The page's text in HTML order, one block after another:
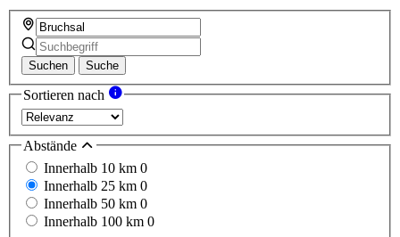
Suchen Suche
Sortieren nach
Abstände
Innerhalb 10 km 0
Innerhalb 25 km 0
Innerhalb 50 km 0
Innerhalb 100 km 0